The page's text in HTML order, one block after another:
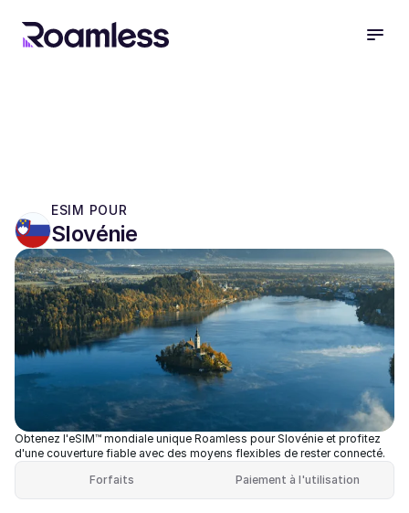
ESIM POUR
Slovénie
Obtenez l'eSIM™ mondiale unique Roamless pour Slovénie et profitez
d'une couverture fiable avec des moyens flexibles de rester connecté.
Forfaits
Paiement à l'utilisation